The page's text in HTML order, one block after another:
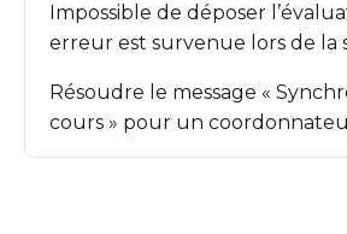
Impossible de déposer
erreur est survenue lors de la
Résoudre le message «
cours » pour un